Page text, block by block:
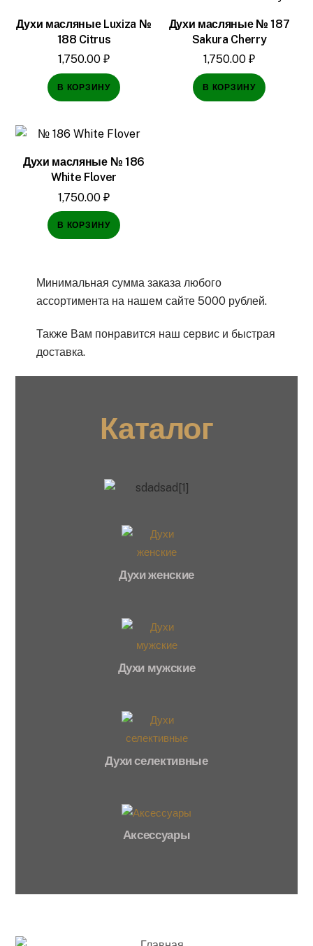
Духи масляные Luxiza №
188 Citrus
1,750.00 ₽
В КОРЗИНУ
Духи масляные № 187
Sakura Cherry
1,750.00 ₽
В КОРЗИНУ
Духи масляные № 186
White Flover
1,750.00 ₽
В КОРЗИНУ
Минимальная сумма заказа любого
ассортимента на нашем сайте 5000 рублей.
Также Вам понравится наш сервис и быстрая
доставка.
Каталог
Духи женские
Духи мужские
Духи селективные
Аксессуары